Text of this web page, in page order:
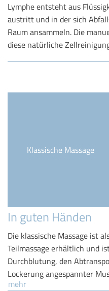
Lymphe entsteht aus
austritt und in der sich
Raum ansammeln. Die
diese natürliche
Klassische Massage
In guten Händen
Die klassische Massage ist
Teilmassage erhältlich und
Durchblutung, den
Lockerung angespannter
mehr